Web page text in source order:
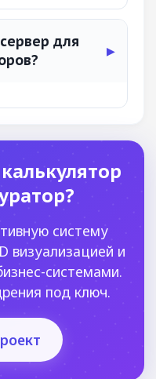
для
систему
визуализацией и
системами.
под ключ.